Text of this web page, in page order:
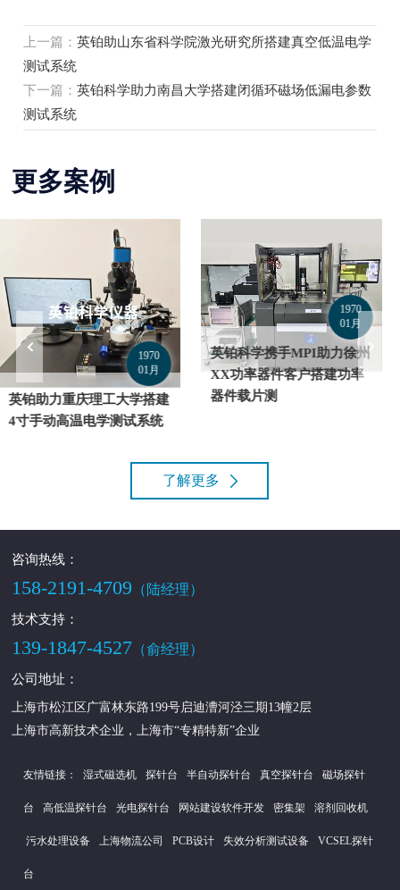
上一篇：英铂助山东省科学院激光研究所搭建真空低温电学
测试系统
下一篇：英铂科学助力南昌大学搭建闭循环磁场低漏电参数
测试系统
更多案例
英铂科学携手MPI助力徐州
XX功率器件客户搭建功率
器件载片测
1970
01月
英铂科学携MPI助力X芯半
导体搭建高低温半自动
1970
01月
了解更多
咨询热线：
158-2191-4709 （陆经理）
技术支持：
139-1847-4527 （俞经理）
公司地址：
上海市松江区广富林东路199号启迪漕河泾三期13幢2层
上海市高新技术企业，上海市“专精特新”企业
友情链接： 湿式磁选机 探针台 半自动探针台 真空探针台 磁场探针
台 高低温探针台 光电探针台 网站建设软件开发 密集架 溶剂回收机
污水处理设备 上海物流公司 PCB设计 失效分析测试设备 VCSEL探针
台